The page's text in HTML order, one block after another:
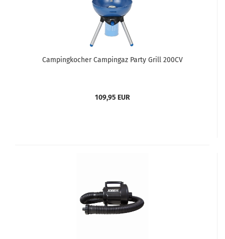
Campingkocher Campingaz Party Grill 200CV
109,95 EUR